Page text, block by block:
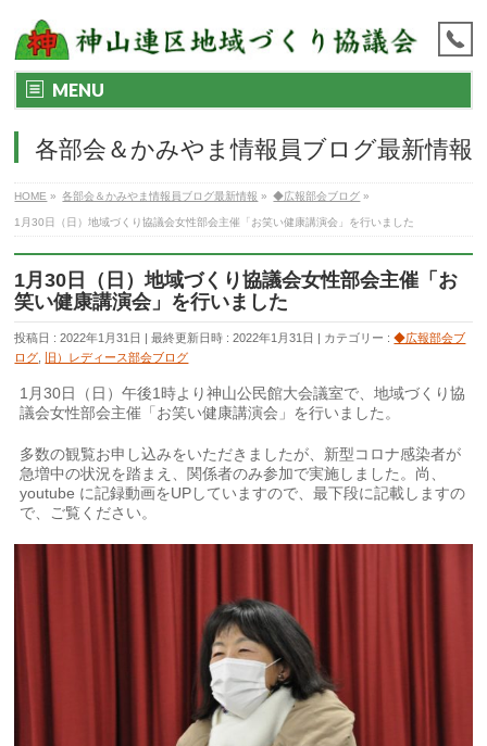
MENU
各部会＆かみやま情報員ブログ最新情報
HOME » 各部会＆かみやま情報員ブログ最新情報 » ◆広報部会ブログ »
1月30日（日）地域づくり協議会女性部会主催「お笑い健康講演会」を行いました
1月30日（日）地域づくり協議会女性部会主催「お
笑い健康講演会」を行いました
投稿日 : 2022年1月31日 最終更新日時 : 2022年1月31日 カテゴリー :◆広報部会ブ
ログ
旧）レディース部会ブログ
1月30日（日）午後1時より神山公民館大会議室で、地域づくり協
議会女性部会主催「お笑い健康講演会」を行いました。
多数の観覧お申し込みをいただきましたが、新型コロナ感染者が
急増中の状況を踏まえ、関係者のみ参加で実施しました。尚、
youtube に記録動画をUPしていますので、最下段に記載しますの
で、ご覧ください。